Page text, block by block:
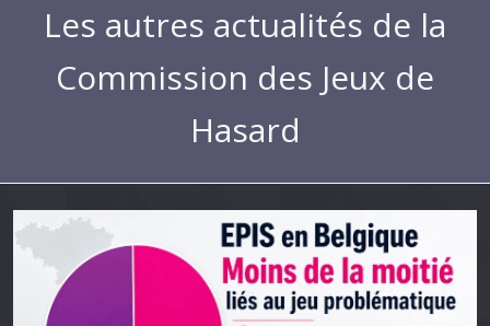
Les autres actualités de la
Commission des Jeux de
Hasard